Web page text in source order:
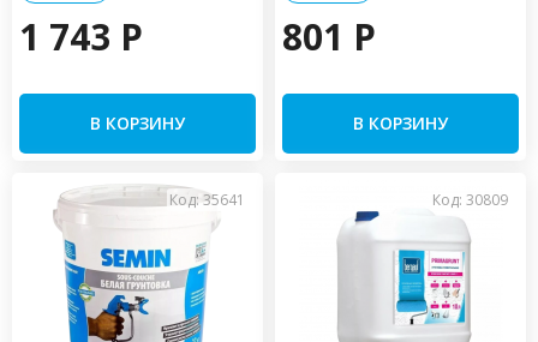
1 743 P
В КОРЗИНУ
801 P
В КОРЗИНУ
Код: 35641 Код: 30809